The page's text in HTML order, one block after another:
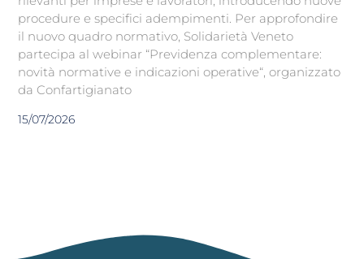
procedure e specifici adempimenti. Per approfondire
il nuovo quadro normativo, Solidarietà Veneto
partecipa al webinar “Previdenza complementare:
novità normative e indicazioni operative“, organizzato
da Confartigianato
15/07/2026